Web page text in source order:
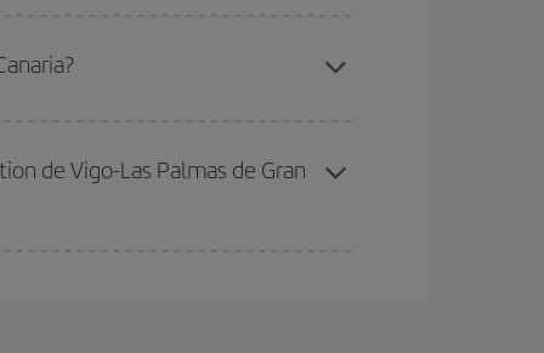
de Vigo-Las Palmas de Gran